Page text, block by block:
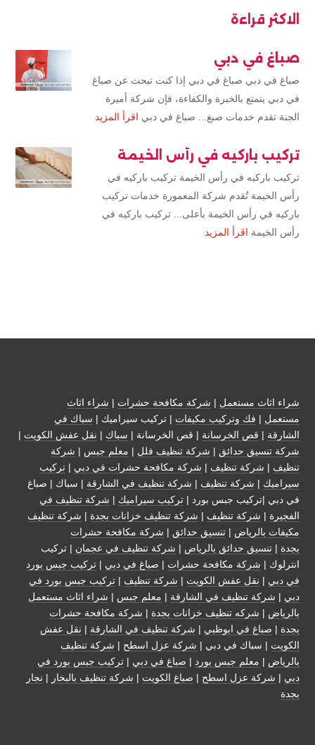
الاكثر قراءة
صباغ في دبي
صباغ في دبي صباغ في دبي إذا كنت تبحث عن صباغ
في دبي يتمتع بالخبرة والكفاءة، فإن شركة أميرة
الجنة تقدم خدمات صبغ... صباغ في دبي اقرأ المزيد
تركيب باركيه في رأس الخيمة
تركيب باركيه في رأس الخيمة تركيب باركيه في
رأس الخيمة تُقدم شركة المعمورة خدمات تركيب
باركيه في رأس الخيمة بأعلى... تركيب باركيه في
رأس الخيمة اقرأ المزيد
شراء اثاث مستعمل | شركة مكافحة حشرات | شراء اثاث
مستعمل | فك وتركيب مكيفات | تركيب سيراميك | سباك في
الشارقة | قص الخرسانة | قص الخرسانة | سباك | نقل عفش الكويت |
شركة تنسيق حدائق | شركة تنظيف فلل | معلم جبس | شركة
تنظيف | شركة تنظيف | شركة مكافحة حشرات في دبي | تركيب
سيراميك | شركة تنظيف | شركة تنظيف في الشارقة | سباك | صباغ
في دبي |تركيب جبس بورد | تركيب سيراميك | شركة تنظيف في
الفجيرة | شركة تنظيف | شركة تنظيف خزانات بجدة | شركة تنظيف
مكيفات بالرياض | تنسيق حدائق | شركة مكافحة حشرات
بجدة | تنسيق حدائق بالرياض | شركة تنظيف في عجمان | تركيب
انترلوك | شركة مكافحة حشرات | صباغ في دبي | تركيب جبس بورد
في دبي | نقل عفش الكويت | شركة تنظيف | تركيب جبس بورد في
دبي | شركة تنظيف في الشارقة | معلم جبس | شراء اثاث مستعمل
بالرياض | شركه تنظيف خزانات بجدة | شركة مكافحة حشرات
بجدة | صباغ في ابوظبي | شركة تنظيف في الشارقة | نقل عفش
الكويت | سباك في دبي | شركة عزل اسطح | شركة تنظيف
بالرياض | معلم جبس بورد | صباغ في دبي | تركيب جبس بورد في
دبي | شركة عزل اسطح | صباغ الكويت | شركة تنظيف بالبخار | نجار
بجدة